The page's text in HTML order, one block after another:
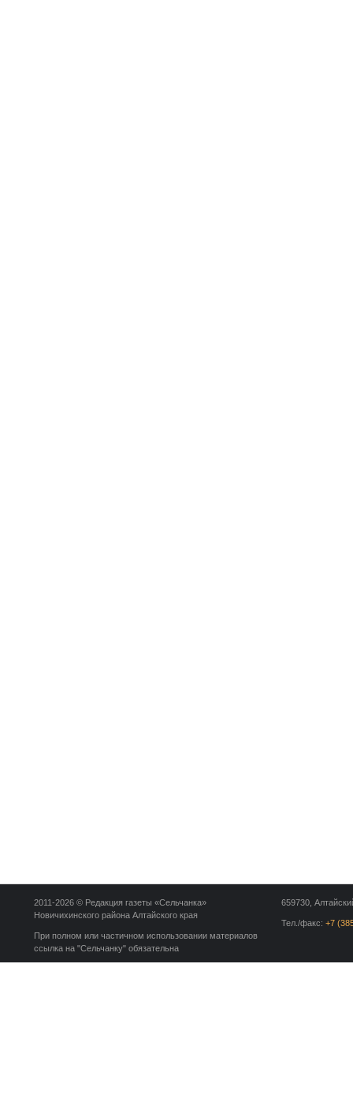
659730,
Тел./факс: +7
2011-2026 © Редакция газеты «Сельчанка»
Новичихинского района Алтайского края
При полном или частичном использовании материалов
ссылка на "Сельчанку" обязательна